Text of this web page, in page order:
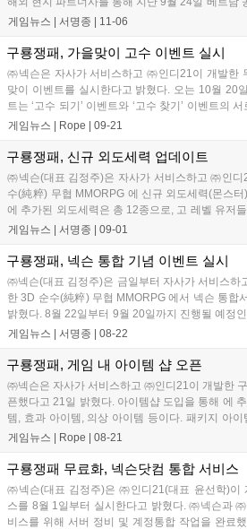
는 대만에서 공개 시범 테...
게임뉴스 | 서명종 11-06
구룡쟁패, 가을맞이 고수 이벤트 실시
㈜넥슨은 자사가 서비스하고 ㈜인디21이 개발한
맞이 이벤트를 실시한다고 밝혔다. 오는 10월 20
트는 ‘고수 되기’ 이벤트와 ‘고수 찾기’ 이벤트의
벤트로 진행된다. ‘고수 되기’ 이벤트는 ...
게임뉴스 | Rope 09-21
구룡쟁패, 신규 외도세력 업데이트
㈜넥슨(대표 김정주)은 자사가 서비스하고 ㈜인
수(純粹) 무협 MMORPG 에 신규 외도세력(몬스
에 추가된 외도세력은 총 12종으로, 고 레벨 유저
적으로 업데이트 될 몬스터...
게임뉴스 | 서명종 09-01
구룡쟁패, 넥슨 통합 기념 이벤트 실시
㈜넥슨(대표 김정주)은 금일부터 자사가 서비스하
한 3D 순수(純粹) 무협 MMORPG 에서 넥슨 통합
밝혔다. 8월 22일부터 9월 20일까지 진행될 예정
스와 아이템샵 오픈을 기념...
게임뉴스 | 서명종 08-22
구룡쟁패, 게임 내 아이템 샵 오픈
㈜넥슨은 자사가 서비스하고 ㈜인디21이 개발한
픈했다고 21일 밝혔다. 아이템샵 도입을 통해 에
템, 효과 아이템, 의상 아이템 등이다. 패키지 아이
로서 ‘구룡천하 상...
게임뉴스 | Rope 08-21
구룡쟁패 무료화, 넥슨닷컴 통합 서비스
㈜넥슨(대표 김정주)은 ㈜인디21(대표 윤선학)이
스를 8월 1일부터 실시한다고 밝혔다. ㈜넥슨과
비스를 위해 서버 정비 및 계정통합 작업을 완료